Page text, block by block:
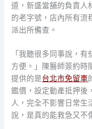
道，新盛當舖的負責人
的老字號，店內所有流
派出所備查。
「我聽很多同事說，
方便。」陳醫師簽約時
提供的是台北市免留車
鑑價，設定動產抵押後
人，完全不影響日常生
說，是真的能救急又不